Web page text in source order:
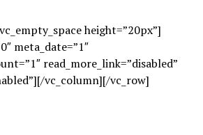
height=”20px”]
meta_date=”1″
read_more_link=”disabled”
vc_column][/vc_row]